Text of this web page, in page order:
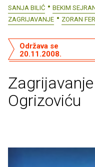
SANJA BILIĆ
BEKIM
ZAGRIJAVANJE
ZORAN
Ogrizoviću
Održava se
20.11.2008.